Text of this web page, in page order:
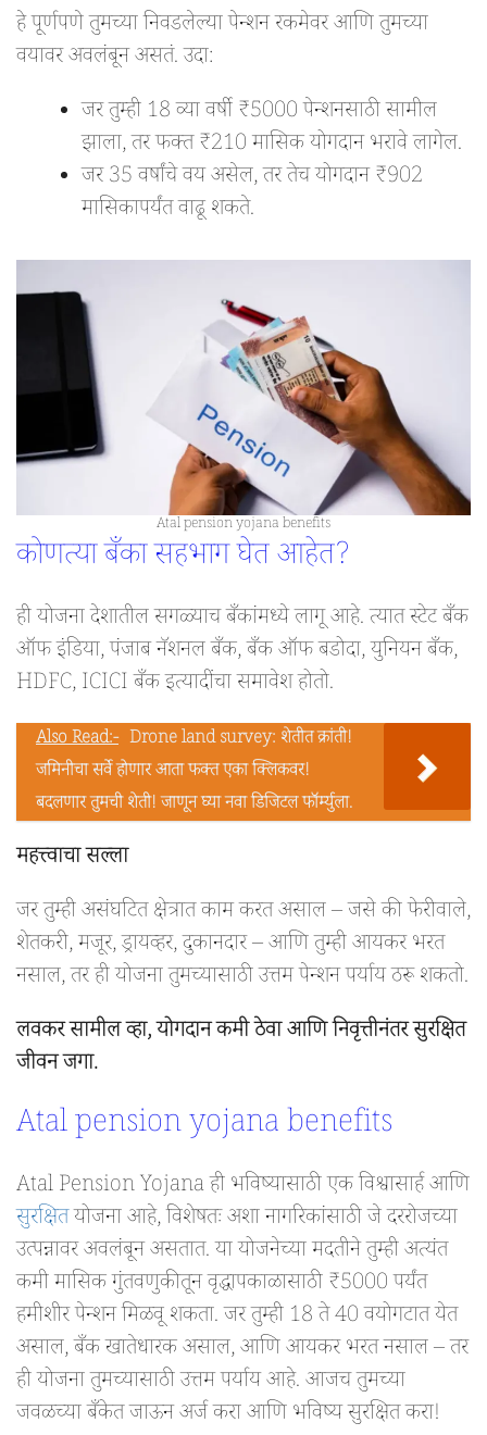
हे पूर्णपणे तुमच्या निवडलेल्या पेन्शन रकमेवर आणि तुमच्या
वयावर अवलंबून असतं. उदा:
जर तुम्ही 18 व्या वर्षी ₹5000 पेन्शनसाठी सामील
झाला, तर फक्त ₹210 मासिक योगदान भरावे लागेल.
जर 35 वर्षांचे वय असेल, तर तेच योगदान ₹902
मासिकापर्यंत वाढू शकते.
Atal pension yojana benefits
कोणत्या बँका सहभाग घेत आहेत?
ही योजना देशातील सगळ्याच बँकांमध्ये लागू आहे. त्यात स्टेट बँक
ऑफ इंडिया, पंजाब नॅशनल बँक, बँक ऑफ बडोदा, युनियन बँक,
HDFC, ICICI बँक इत्यादींचा समावेश होतो.
Also Read:- Drone land survey: शेतीत क्रांती!
जमिनीचा सर्वे होणार आता फक्त एका क्लिकवर!
बदलणार तुमची शेती! जाणून घ्या नवा डिजिटल फॉर्म्युला.
महत्त्वाचा सल्ला
जर तुम्ही असंघटित क्षेत्रात काम करत असाल – जसे की फेरीवाले,
शेतकरी, मजूर, ड्रायव्हर, दुकानदार – आणि तुम्ही आयकर भरत
नसाल, तर ही योजना तुमच्यासाठी उत्तम पेन्शन पर्याय ठरू शकतो.
लवकर सामील व्हा, योगदान कमी ठेवा आणि निवृत्तीनंतर सुरक्षित
जीवन जगा.
Atal pension yojana benefits
Atal Pension Yojana ही भविष्यासाठी एक विश्वासार्ह आणि
सुरक्षितयोजना आहे, विशेषतः अशा नागरिकांसाठी जे दररोजच्या
उत्पन्नावर अवलंबून असतात. या योजनेच्या मदतीने तुम्ही अत्यंत
कमी मासिक गुंतवणुकीतून वृद्धापकाळासाठी ₹5000 पर्यंत
हमीशीर पेन्शन मिळवू शकता. जर तुम्ही 18 ते 40 वयोगटात येत
असाल, बँक खातेधारक असाल, आणि आयकर भरत नसाल – तर
ही योजना तुमच्यासाठी उत्तम पर्याय आहे. आजच तुमच्या
जवळच्या बँकेत जाऊन अर्ज करा आणि भविष्य सुरक्षित करा!